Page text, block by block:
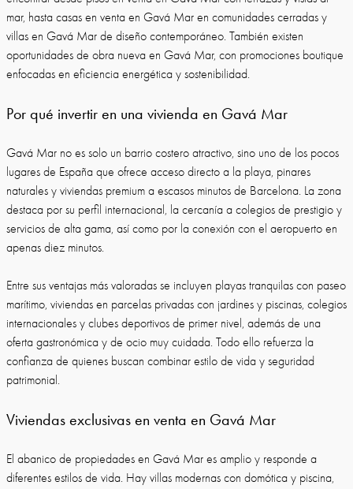
mar, hasta casas en venta en Gavá Mar en comunidades cerradas y
villas en Gavá Mar de diseño contemporáneo. También existen
oportunidades de obra nueva en Gavá Mar, con promociones boutique
enfocadas en eficiencia energética y sostenibilidad.
Por qué invertir en una vivienda en Gavá Mar
Gavá Mar no es solo un barrio costero atractivo, sino uno de los pocos
lugares de España que ofrece acceso directo a la playa, pinares
naturales y viviendas premium a escasos minutos de Barcelona. La zona
destaca por su perfil internacional, la cercanía a colegios de prestigio y
servicios de alta gama, así como por la conexión con el aeropuerto en
apenas diez minutos.
Entre sus ventajas más valoradas se incluyen playas tranquilas con paseo
marítimo, viviendas en parcelas privadas con jardines y piscinas, colegios
internacionales y clubes deportivos de primer nivel, además de una
oferta gastronómica y de ocio muy cuidada. Todo ello refuerza la
confianza de quienes buscan combinar estilo de vida y seguridad
patrimonial.
Viviendas exclusivas en venta en Gavá Mar
El abanico de propiedades en Gavá Mar es amplio y responde a
diferentes estilos de vida. Hay villas modernas con domótica y piscina,